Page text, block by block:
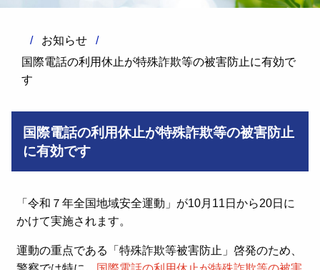
お知らせ
国際電話の利用休止が特殊詐欺等の被害防止に有効で
す
国際電話の利用休止が特殊詐欺等の被害防止
に有効です
「令和７年全国地域安全運動」が10月11日から20日に
かけて実施されます。
運動の重点である「特殊詐欺等被害防止」啓発のため、